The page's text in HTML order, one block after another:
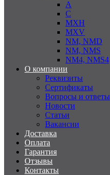
A
C
MXH
MXV
NM, NMD
NM, NMS
NM4, NMS4
О компании
Реквизиты
Сертификаты
Вопросы и ответы
Новости
Статьи
Вакансии
Доставка
Оплата
Гарантия
Отзывы
Контакты